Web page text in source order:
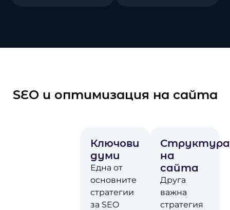
SEO и оптимизация на сайта
Ключови
думи
Една от
основните
стратегии
за SEO
на
сайта
Друга
важна
стратегия